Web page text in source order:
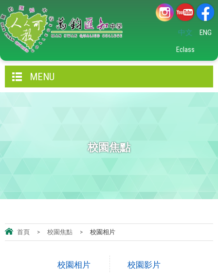
ENG
中文
Eclass
MENU
校園焦點
首頁 > 校園焦點 > 校園相片
校園相片 校園影片